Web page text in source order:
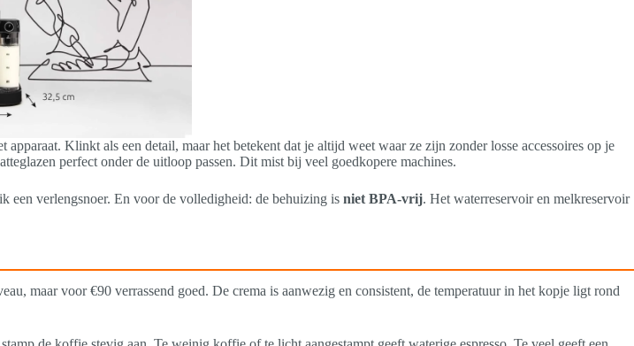
Klinkt als een detail, maar het betekent dat je altijd weet waar ze zijn zonder losse accessoires op je
perfect onder de uitloop passen. Dit mist bij veel goedkopere machines.
een verlengsnoer. En voor de volledigheid: de behuizing is niet BPA-vrij. Het waterreservoir en melkreservoir
maar voor €90 verrassend goed. De crema is aanwezig en consistent, de temperatuur in het kopje ligt rond